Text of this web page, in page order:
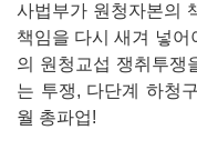
사법부가 원청자본의
책임을 다시 새겨 넣어
의 원청교섭 쟁취투쟁
는 투쟁, 다단계 하청
월 총파업!